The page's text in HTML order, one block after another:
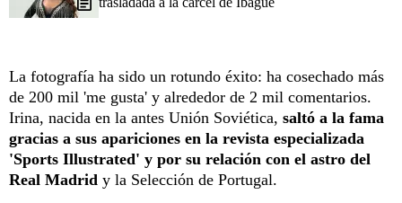
La fotografía ha sido un rotundo éxito: ha cosechado más
de 200 mil 'me gusta' y alrededor de 2 mil comentarios.
Irina, nacida en la antes Unión Soviética, saltó a la fama
gracias a sus apariciones en la revista especializada
'Sports Illustrated' y por su relación con el astro del
Real Madrid y la Selección de Portugal.